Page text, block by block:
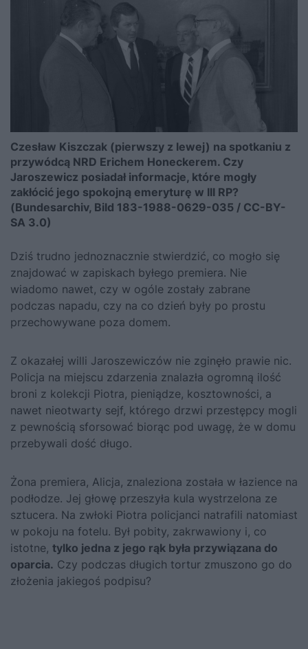
Czesław Kiszczak (pierwszy z lewej) na spotkaniu z
przywódcą NRD Erichem Honeckerem. Czy
Jaroszewicz posiadał informacje, które mogły
zakłócić jego spokojną emeryturę w III RP?
(Bundesarchiv, Bild 183-1988-0629-035 / CC-BY-
SA 3.0)
Dziś trudno jednoznacznie stwierdzić, co mogło się
znajdować w zapiskach byłego premiera. Nie
wiadomo nawet, czy w ogóle zostały zabrane
podczas napadu, czy na co dzień były po prostu
przechowywane poza domem.
Z okazałej willi Jaroszewiczów nie zginęło prawie nic.
Policja na miejscu zdarzenia znalazła ogromną ilość
broni z kolekcji Piotra, pieniądze, kosztowności, a
nawet nieotwarty sejf, którego drzwi przestępcy mogli
z pewnością sforsować biorąc pod uwagę, że w domu
przebywali dość długo.
Żona premiera, Alicja, znaleziona została w łazience na
podłodze. Jej głowę przeszyła kula wystrzelona ze
sztucera. Na zwłoki Piotra policjanci natrafili natomiast
w pokoju na fotelu. Był pobity, zakrwawiony i, co
istotne, tylko jedna z jego rąk była przywiązana do
oparcia. Czy podczas długich tortur zmuszono go do
złożenia jakiegoś podpisu?